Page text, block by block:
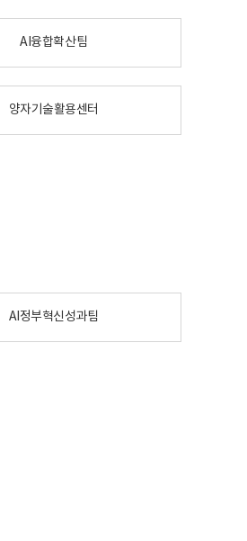
AI융합확산팀
양자기술활용센터
AI정부혁신성과팀